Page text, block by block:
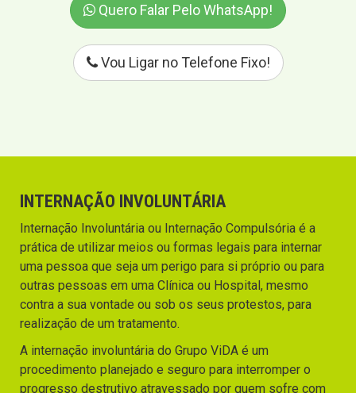
Quero Falar Pelo WhatsApp!
Vou Ligar no Telefone Fixo!
INTERNAÇÃO INVOLUNTÁRIA
Internação Involuntária ou Internação Compulsória é a
prática de utilizar meios ou formas legais para internar
uma pessoa que seja um perigo para si próprio ou para
outras pessoas em uma Clínica ou Hospital, mesmo
contra a sua vontade ou sob os seus protestos, para
realização de um tratamento.
A internação involuntária do Grupo ViDA é um
procedimento planejado e seguro para interromper o
progresso destrutivo atravessado por quem sofre com